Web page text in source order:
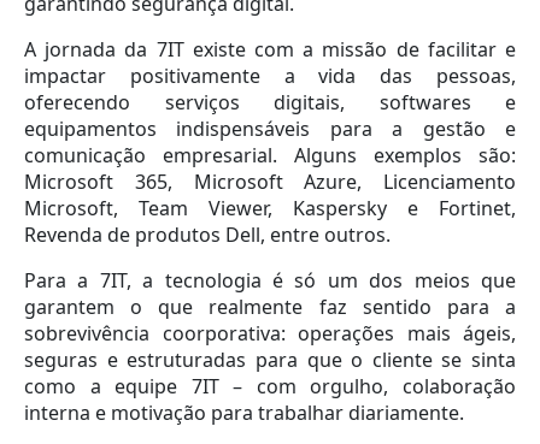
A jornada da 7IT existe com a missão de facilitar e
impactar positivamente a vida das pessoas,
oferecendo serviços digitais, softwares e
equipamentos indispensáveis para a gestão e
comunicação empresarial. Alguns exemplos são:
Microsoft 365, Microsoft Azure, Licenciamento
Microsoft, Team Viewer, Kaspersky e Fortinet,
Revenda de produtos Dell, entre outros.
Para a 7IT, a tecnologia é só um dos meios que
garantem o que realmente faz sentido para a
sobrevivência coorporativa: operações mais ágeis,
seguras e estruturadas para que o cliente se sinta
como a equipe 7IT – com orgulho, colaboração
interna e motivação para trabalhar diariamente.